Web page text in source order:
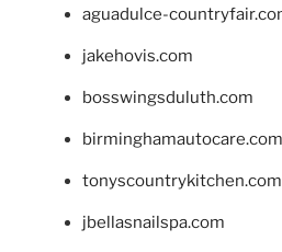
aguadulce-
jakehovis.com
bosswingsduluth.com
birminghamautocare.com
tonyscountrykitchen.com
jbellasnailspa.com